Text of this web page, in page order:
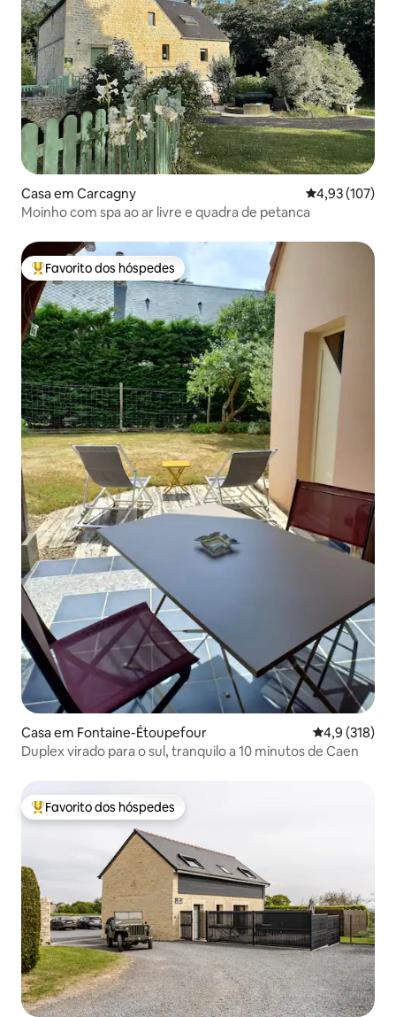
Casa em Carcagny Classificação
4,93 (107)
Moinho com spa ao ar livre e quadra de petanca
Favoritos dos hóspedes mais apreciados
Favorito dos hóspedes
Casa em Fontaine-Étoupefour Classificação
4,9 (318)
Duplex virado para o sul, tranquilo a 10 minutos de Caen
Favoritos dos hóspedes mais apreciados
Favorito dos hóspedes